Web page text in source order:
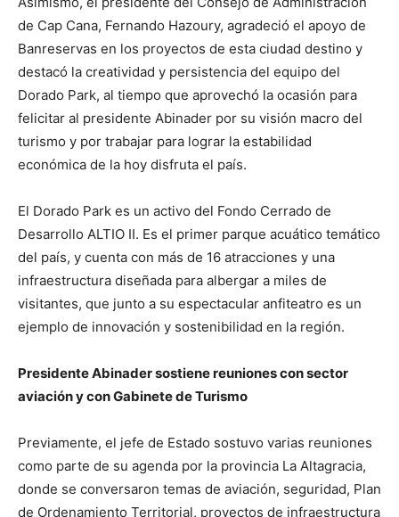
de Cap Cana, Fernando Hazoury, agradeció el apoyo de
Banreservas en los proyectos de esta ciudad destino y
destacó la creatividad y persistencia del equipo del
Dorado Park, al tiempo que aprovechó la ocasión para
felicitar al presidente Abinader por su visión macro del
turismo y por trabajar para lograr la estabilidad
económica de la hoy disfruta el país.
El Dorado Park es un activo del Fondo Cerrado de
Desarrollo ALTIO II. Es el primer parque acuático temático
del país, y cuenta con más de 16 atracciones y una
infraestructura diseñada para albergar a miles de
visitantes, que junto a su espectacular anfiteatro es un
ejemplo de innovación y sostenibilidad en la región.
Presidente Abinader sostiene reuniones con sector
aviación y con Gabinete de Turismo
Previamente, el jefe de Estado sostuvo varias reuniones
como parte de su agenda por la provincia La Altagracia,
donde se conversaron temas de aviación, seguridad, Plan
de Ordenamiento Territorial, proyectos de infraestructura